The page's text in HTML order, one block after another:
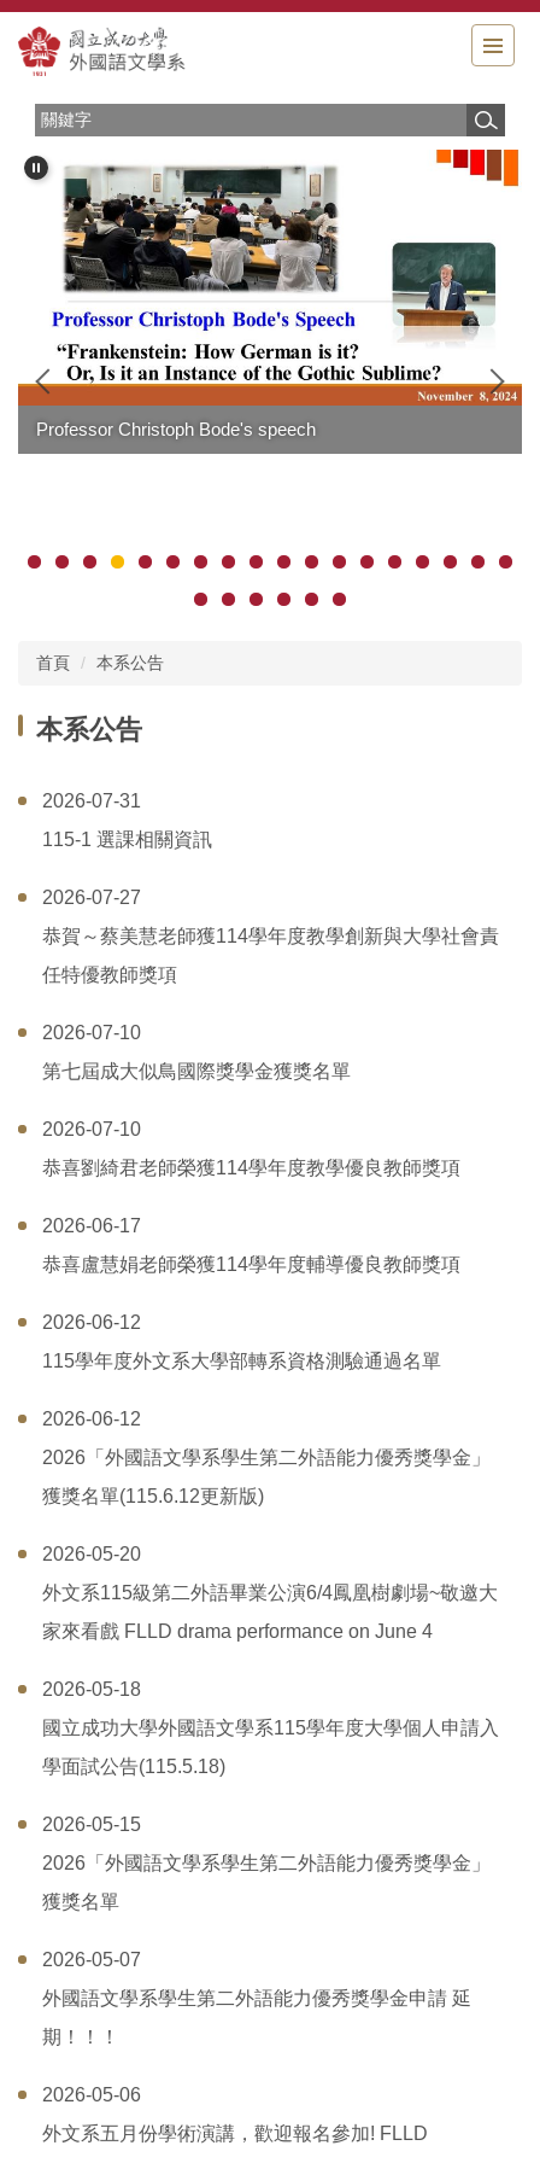
跳
到
主
區
賀～ 本系高郁婷老師獲 臺灣綜合大學系統113年度 年輕
創新研發成果優等獎
首頁 本系公告
本系公告
2026-07-31
115-1 選課相關資訊
2026-07-27
恭賀～蔡美慧老師獲114學年度教學創新與大學社會責
任特優教師獎項
2026-07-10
第七屆成大似鳥國際獎學金獲獎名單
2026-07-10
恭喜劉綺君老師榮獲114學年度教學優良教師獎項
2026-06-17
恭喜盧慧娟老師榮獲114學年度輔導優良教師獎項
2026-06-12
115學年度外文系大學部轉系資格測驗通過名單
2026-06-12
2026「外國語文學系學生第二外語能力優秀獎學金」
獲獎名單(115.6.12更新版)
2026-05-20
外文系115級第二外語畢業公演6/4鳳凰樹劇場~敬邀大
家來看戲 FLLD drama performance on June 4
2026-05-18
國立成功大學外國語文學系115學年度大學個人申請入
學面試公告(115.5.18)
2026-05-15
2026「外國語文學系學生第二外語能力優秀獎學金」
獲獎名單
2026-05-07
外國語文學系學生第二外語能力優秀獎學金申請 延
期！！！
2026-05-06
外文系五月份學術演講，歡迎報名參加! FLLD